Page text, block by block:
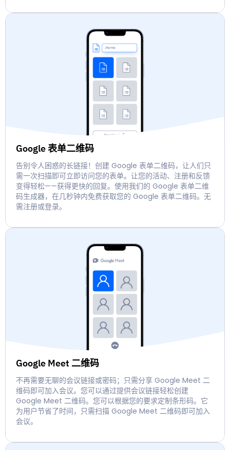
Google 表单二维码
告别令人困惑的长链接！创建 Google 表单二维码，让人们只
需一次扫描即可立即访问您的表单。让您的活动、注册和反馈
变得轻松——获得更快的回复。使用我们的 Google 表单二维
码生成器，在几秒钟内免费获取您的 Google 表单二维码。无
需注册或登录。
Google Meet 二维码
不再需要无聊的会议链接或密码；只需分享 Google Meet 二
维码即可加入会议。您可以通过提供会议链接轻松创建
Google Meet 二维码。您可以根据您的要求定制条形码。它
为用户节省了时间，只需扫描 Google Meet 二维码即可加入
会议。